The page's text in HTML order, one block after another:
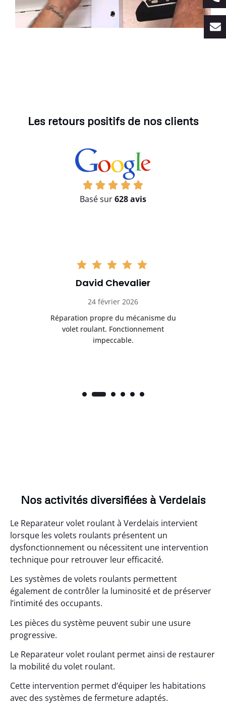
Les retours positifs de nos clients
Basé sur628 avis
David Chevalier
24 février 2026
Réparation propre du mécanisme du
volet roulant. Fonctionnement
impeccable.
Nos activités diversifiées à Verdelais
Le Reparateur volet roulant à Verdelais intervient
lorsque les volets roulants présentent un
dysfonctionnement ou nécessitent une intervention
technique pour retrouver leur efficacité.
Les systèmes de volets roulants permettent
également de contrôler la luminosité et de préserver
l’intimité des occupants.
Les pièces du système peuvent subir une usure
progressive.
Le Reparateur volet roulant permet ainsi de restaurer
la mobilité du volet roulant.
Cette intervention permet d’équiper les habitations
avec des systèmes de fermeture adaptés.